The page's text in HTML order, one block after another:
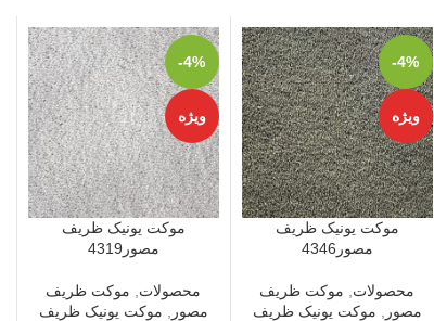
-4%
ویژه
موکت یونیک ظریف
مصور4346
محصولات
موکت ظریف
مصور
موکت یونیک ظریف
-4%
ویژه
موکت یونیک ظریف
مصور4319
محصولات
موکت ظریف
مصور
موکت یونیک ظریف